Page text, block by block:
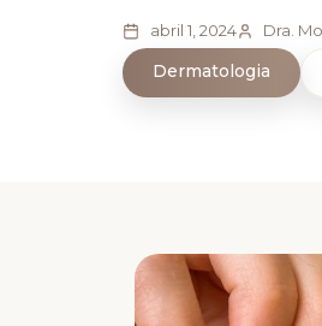
abril 1, 2024 Dra.
Dermatologia